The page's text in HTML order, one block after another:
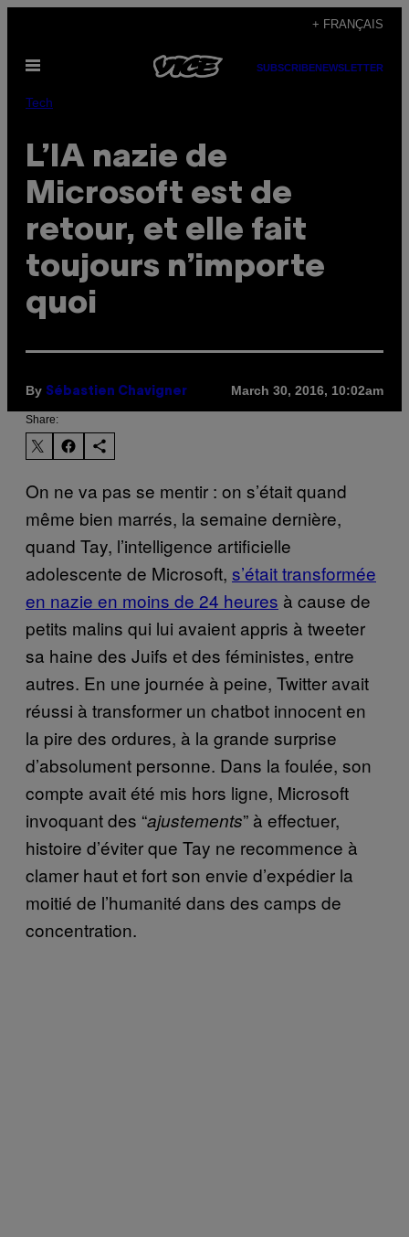
content
+ FRANÇAIS
Open
SUBSCRIBENEWSLETTER
Tech
L’IA nazie de
Microsoft est de
retour, et elle fait
toujours n’importe
quoi
By Sébastien Chavigner March 30, 2016, 10:02am
Share:
On ne va pas se mentir : on s’était quand
même bien marrés, la semaine dernière,
quand Tay, l’intelligence artificielle
adolescente de Microsoft, s’était transformée
en nazie en moins de 24 heures à cause de
petits malins qui lui avaient appris à tweeter
sa haine des Juifs et des féministes, entre
autres. En une journée à peine, Twitter avait
réussi à transformer un chatbot innocent en
la pire des ordures, à la grande surprise
d’absolument personne. Dans la foulée, son
compte avait été mis hors ligne, Microsoft
invoquant des “ajustements” à effectuer,
histoire d’éviter que Tay ne recommence à
clamer haut et fort son envie d’expédier la
moitié de l’humanité dans des camps de
concentration.